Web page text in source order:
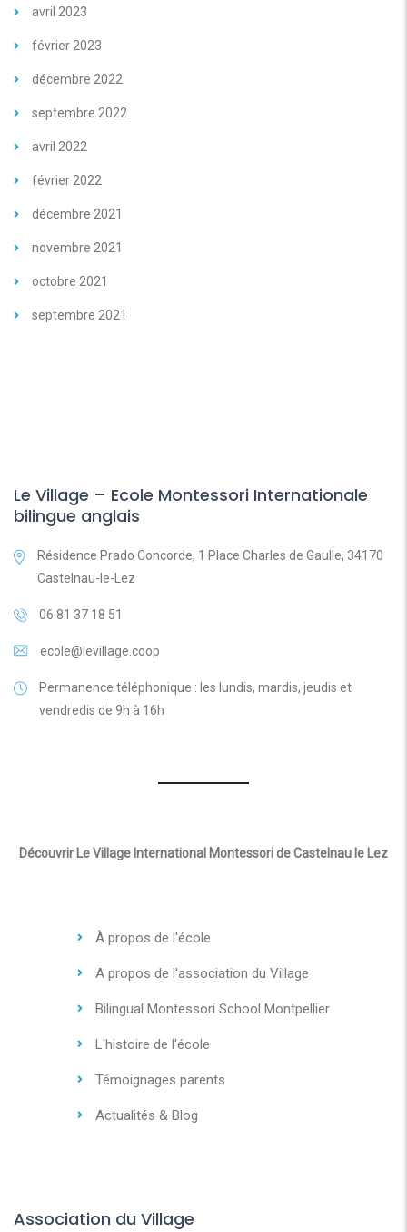
avril 2023
février 2023
décembre 2022
septembre 2022
avril 2022
février 2022
décembre 2021
novembre 2021
octobre 2021
septembre 2021
Le Village – Ecole Montessori Internationale
bilingue anglais
Résidence Prado Concorde, 1 Place Charles de Gaulle, 34170
Castelnau-le-Lez
06 81 37 18 51
ecole@levillage.coop
Permanence téléphonique : les lundis, mardis, jeudis et
vendredis de 9h à 16h
Découvrir Le Village International Montessori de Castelnau le Lez
À propos de l'école
A propos de l'association du Village
Bilingual Montessori School Montpellier
L'histoire de l'école
Témoignages parents
Actualités & Blog
Association du Village